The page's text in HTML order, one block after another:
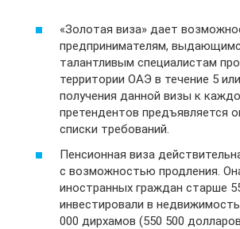
«Золотая виза» дает
предпринимателям,
талантливым специалистам
территории ОАЭ в течение 5
получения данной визы к
претендентов предъявляется
списки требований.
Пенсионная виза
с возможностью продления.
иностранных граждан старше
инвестировали в
000 дирхамов (550 500